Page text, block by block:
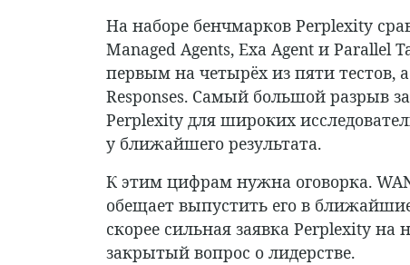
На наборе бенчмарков Perplexity
Managed Agents, Exa Agent и Parallel
первым на четырёх из пяти тестов,
Responses. Самый большой разрыв
Perplexity для широких
у ближайшего результата.
К этим цифрам нужна оговорка.
обещает выпустить его в
скорее сильная заявка Perplexity
закрытый вопрос о лидерстве.